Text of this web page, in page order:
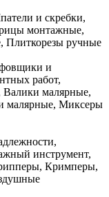
и скребки,
монтажные,
Плиткорезы ручные
и
работ,
малярные,
малярные, Миксеры
инструмент,
Кримперы,